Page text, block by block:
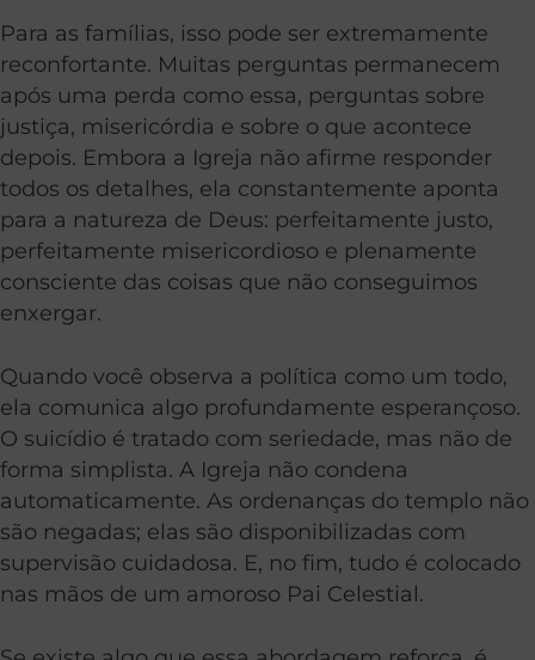
Para as famílias, isso pode ser extremamente
reconfortante. Muitas perguntas permanecem
após uma perda como essa, perguntas sobre
justiça, misericórdia e sobre o que acontece
depois. Embora a Igreja não afirme responder
todos os detalhes, ela constantemente aponta
para a natureza de Deus: perfeitamente justo,
perfeitamente misericordioso e plenamente
consciente das coisas que não conseguimos
enxergar.
Quando você observa a política como um todo,
ela comunica algo profundamente esperançoso.
O suicídio é tratado com seriedade, mas não de
forma simplista. A Igreja não condena
automaticamente. As ordenanças do templo não
são negadas; elas são disponibilizadas com
supervisão cuidadosa. E, no fim, tudo é colocado
nas mãos de um amoroso Pai Celestial.